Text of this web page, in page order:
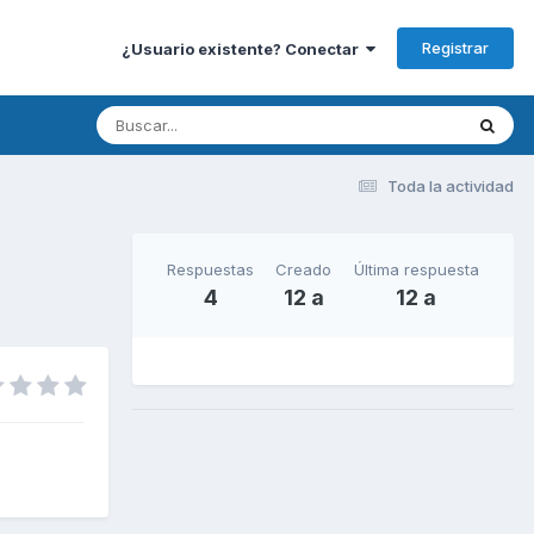
¿Usuario existente? Conectar Registrar
Toda la actividad
Respuestas
4
Creado
12 a
Última respuesta
12 a